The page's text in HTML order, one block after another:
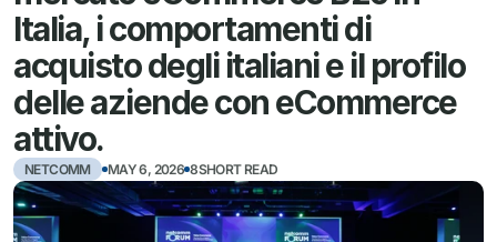
Italia, i comportamenti di
acquisto degli italiani e il profilo
delle aziende con eCommerce
attivo.
NETCOMM MAY 6, 2026 8SHORT READ